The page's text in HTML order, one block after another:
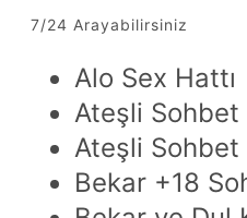
7/24 Arayabilirsiniz
Alo Sex Hattı
Ateşli Sohbet
Ateşli Sohbet
Bekar +18